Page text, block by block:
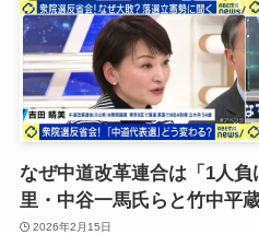
なぜ中道改革連合は「1人
里・中谷一馬氏らと竹中平
2026年2月15日